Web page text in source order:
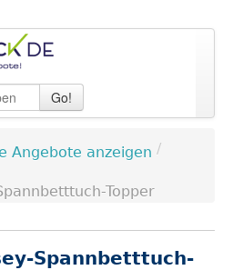
Go!
Angebote anzeigen /
Topper
Spannbetttuch-